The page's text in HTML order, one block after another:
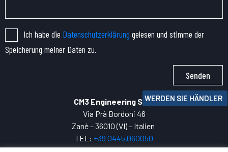
WERDEN SIE HÄNDLER
Ich habe die Datenschutzerklärung gelesen und stimme der
Speicherung meiner Daten zu.
Senden
CM3 Engineering SRL
Via Prà Bordoni 46
Zanè – 36010 (VI) – Italien
TEL: +39 0445.060050